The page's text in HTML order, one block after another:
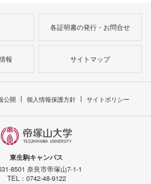
各証明書の発行・お問合せ
報 サイトマップ
公開 個人情報保護方針 サイトポリシー
東生駒キャンパス
8501 奈良市帝塚山7-1-1
TEL：0742-48-9122